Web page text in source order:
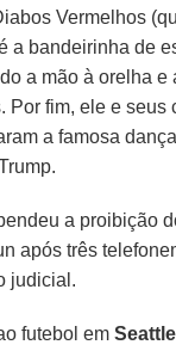
Vermelhos
a bandeirinha de
a mão à orelha e
Por fim, ele e seus
a famosa
a proibição
após três
judicial.
futebol emSeattle